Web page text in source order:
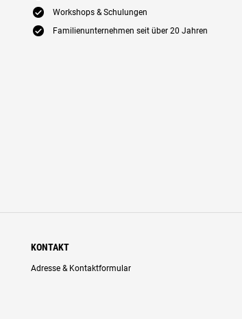
E Workshops & Schulungen
E Familienunternehmen seit über 20 Jahren
KONTAKT
Adresse & Kontaktformular